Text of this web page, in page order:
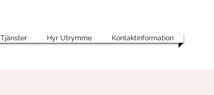
Tjänster Hyr Utrymme Kontaktinformation